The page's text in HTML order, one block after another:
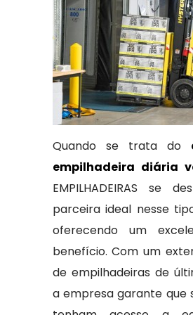
Quando se trata do
empilhadeira diária
EMPILHADEIRAS se
parceira ideal nesse
oferecendo um
benefício. Com um
de empilhadeiras de
a empresa garante que